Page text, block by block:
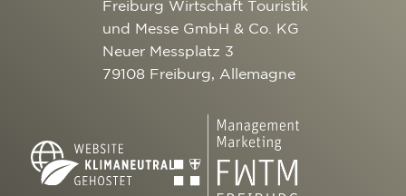
Freiburg Wirtschaft Touristik
und Messe GmbH & Co. KG
Neuer Messplatz 3
79108 Freiburg, Allemagne